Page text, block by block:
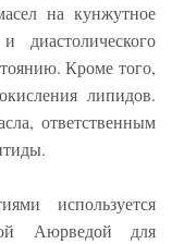
на кунжутное
диастолического
Кроме того,
липидов.
ответственным
используется
Аюрведой для